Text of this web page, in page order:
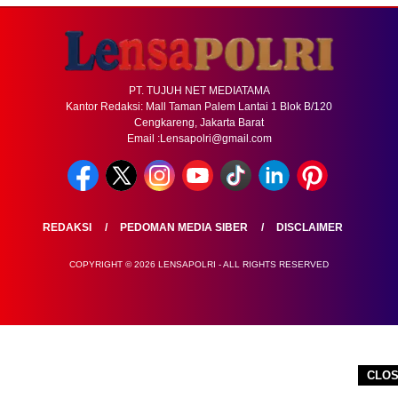
PT. TUJUH NET MEDIATAMA
Kantor Redaksi: Mall Taman Palem Lantai 1 Blok B/120
Cengkareng, Jakarta Barat
Email :Lensapolri@gmail.com
REDAKSI PEDOMAN MEDIA SIBER DISCLAIMER
COPYRIGHT © 2026 LENSAPOLRI - ALL RIGHTS RESERVED